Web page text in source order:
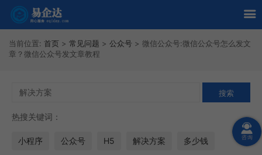
当前位置: 首页 > 常见问题 > 公众号 > 微信公众号:微信公众号怎么发文
章？微信公众号发文章教程
热搜关键词：
小程序 公众号 H5 解决方案 多少钱